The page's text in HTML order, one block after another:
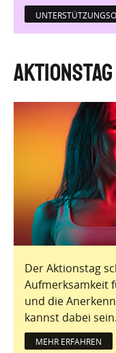
Aktionstag
Der Aktionstag
Aufmerksamkeit
und die
kannst dabei sein.
MEHR ERFAHREN